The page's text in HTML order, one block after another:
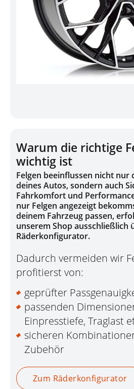
Warum die richtige
wichtig ist
Felgen beeinflussen nicht nur
deines Autos, sondern auch
Fahrkomfort und
nur Felgen angezeigt
deinem Fahrzeug passen,
unserem Shop ausschließlich
Räderkonfigurator.
Dadurch vermeiden wir
profitierst von:
geprüfter
passenden
Einpresstiefe, Traglast
sicheren
Zubehör
Zum Räderkonfigurator